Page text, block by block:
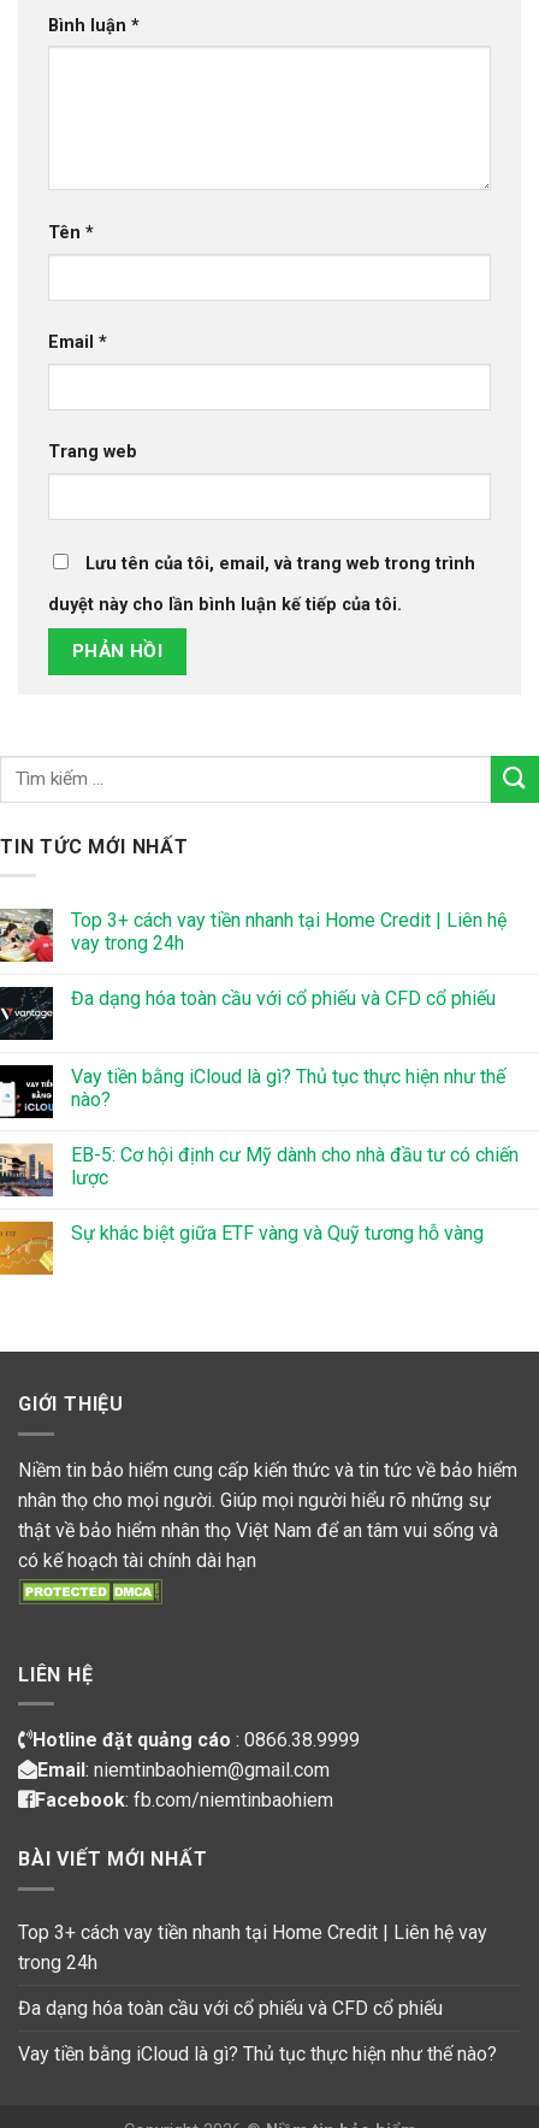
Bình luận *
Tên *
Email *
Trang web
Lưu tên của tôi, email, và trang web trong trình
duyệt này cho lần bình luận kế tiếp của tôi.
TIN TỨC MỚI NHẤT
Top 3+ cách vay tiền nhanh tại Home Credit | Liên hệ
vay trong 24h
Đa dạng hóa toàn cầu với cổ phiếu và CFD cổ phiếu
Vay tiền bằng iCloud là gì? Thủ tục thực hiện như thế
nào?
EB-5: Cơ hội định cư Mỹ dành cho nhà đầu tư có chiến
lược
Sự khác biệt giữa ETF vàng và Quỹ tương hỗ vàng
GIỚI THIỆU
Niềm tin bảo hiểm cung cấp kiến thức và tin tức về bảo hiểm
nhân thọ cho mọi người. Giúp mọi người hiểu rõ những sự
thật về bảo hiểm nhân thọ Việt Nam để an tâm vui sống và
có kế hoạch tài chính dài hạn
LIÊN HỆ
Hotline đặt quảng cáo : 0866.38.9999
Email : niemtinbaohiem@gmail.com
Facebook: fb.com/niemtinbaohiem
BÀI VIẾT MỚI NHẤT
Top 3+ cách vay tiền nhanh tại Home Credit | Liên hệ vay
trong 24h
Đa dạng hóa toàn cầu với cổ phiếu và CFD cổ phiếu
Vay tiền bằng iCloud là gì? Thủ tục thực hiện như thế nào?